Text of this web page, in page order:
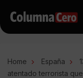
Home España
atentado terrorista